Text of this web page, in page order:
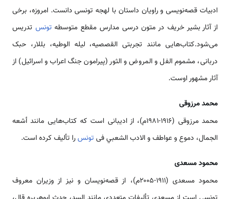
ادبیات قصه‌نویسی و راویان داستان با لهجه تونسی دانست. امروزه، برخی
از آثار بشیر خریف در متون درسی مدارس مقطع متوسطه تونس تدریس
می‌شود.کتاب‌هایی مانند تجربتی القصصیه، لیله الوطیه، بللار، حبک
دربانی، مشموم الفل و المروض و الثور (پیرامون جنگ اعراب و اسرائیل) از
آثار مشهور اوست.
محمد مرزوقی
محمد مرزوقی (۱۹۱۶-۱۹۸۱م)، از ادیبانی است که کتاب‌هایی مانند أشعه
الجمال، دموع و عواطف و الادب الشعبي فی تونسرا تألیف کرده است.
محمود مسعدی
محمود مسعدی (۱۹۱۱-۲۰۰۵م)، از قصه‌نویسان و نیز از وزیران معروف